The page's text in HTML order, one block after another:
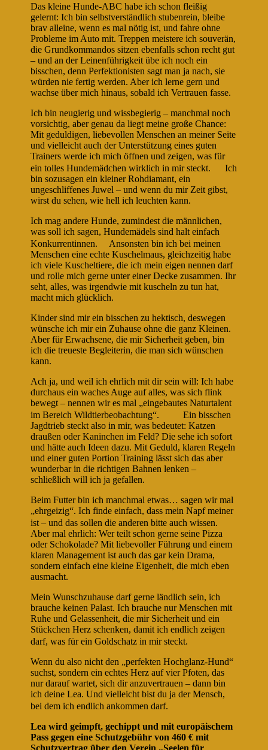
Das kleine Hunde-ABC habe ich schon fleißig
gelernt: Ich bin selbstverständlich stubenrein, bleibe
brav alleine, wenn es mal nötig ist, und fahre ohne
Probleme im Auto mit. Treppen meistere ich souverän,
die Grundkommandos sitzen ebenfalls schon recht gut
– und an der Leinenführigkeit übe ich noch ein
bisschen, denn Perfektionisten sagt man ja nach, sie
würden nie fertig werden. Aber ich lerne gern und
wachse über mich hinaus, sobald ich Vertrauen fasse.
Ich bin neugierig und wissbegierig – manchmal noch
vorsichtig, aber genau da liegt meine große Chance:
Mit geduldigen, liebevollen Menschen an meiner Seite
und vielleicht auch der Unterstützung eines guten
Trainers werde ich mich öffnen und zeigen, was für
ein tolles Hundemädchen wirklich in mir steckt.
Ich
bin sozusagen ein kleiner Rohdiamant, ein
ungeschliffenes Juwel – und wenn du mir Zeit gibst,
wirst du sehen, wie hell ich leuchten kann.
Ich mag andere Hunde, zumindest die männlichen,
was soll ich sagen, Hundemädels sind halt einfach
Konkurrentinnen.
Ansonsten bin ich bei meinen
Menschen eine echte Kuschelmaus, gleichzeitig habe
ich viele Kuscheltiere, die ich mein eigen nennen darf
und rolle mich gerne unter einer Decke zusammen. Ihr
seht, alles, was irgendwie mit kuscheln zu tun hat,
macht mich glücklich.
Kinder sind mir ein bisschen zu hektisch, deswegen
wünsche ich mir ein Zuhause ohne die ganz Kleinen.
Aber für Erwachsene, die mir Sicherheit geben, bin
ich die treueste Begleiterin, die man sich wünschen
kann.
Ach ja, und weil ich ehrlich mit dir sein will: Ich habe
durchaus ein waches Auge auf alles, was sich flink
bewegt – nennen wir es mal „eingebautes Naturtalent
im Bereich Wildtierbeobachtung“.
Ein bisschen
Jagdtrieb steckt also in mir, was bedeutet: Katzen
draußen oder Kaninchen im Feld? Die sehe ich sofort
und hätte auch Ideen dazu. Mit Geduld, klaren Regeln
und einer guten Portion Training lässt sich das aber
wunderbar in die richtigen Bahnen lenken –
schließlich will ich ja gefallen.
Beim Futter bin ich manchmal etwas… sagen wir mal
„ehrgeizig“. Ich finde einfach, dass mein Napf meiner
ist – und das sollen die anderen bitte auch wissen.
Aber mal ehrlich: Wer teilt schon gerne seine Pizza
oder Schokolade? Mit liebevoller Führung und einem
klaren Management ist auch das gar kein Drama,
sondern einfach eine kleine Eigenheit, die mich eben
ausmacht.
Mein Wunschzuhause darf gerne ländlich sein, ich
brauche keinen Palast. Ich brauche nur Menschen mit
Ruhe und Gelassenheit, die mir Sicherheit und ein
Stückchen Herz schenken, damit ich endlich zeigen
darf, was für ein Goldschatz in mir steckt.
Wenn du also nicht den „perfekten Hochglanz-Hund“
suchst, sondern ein echtes Herz auf vier Pfoten, das
nur darauf wartet, sich dir anzuvertrauen – dann bin
ich deine Lea. Und vielleicht bist du ja der Mensch,
bei dem ich endlich ankommen darf.
Lea wird geimpft, gechippt und mit europäischem
Pass gegen eine Schutzgebühr von 460 € mit
Schutzvertrag über den Verein „Seelen für